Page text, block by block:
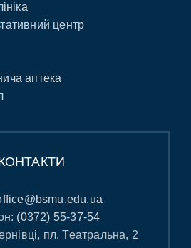
центр
аптека
(0372) 55-37-54
пл. Театральна, 2